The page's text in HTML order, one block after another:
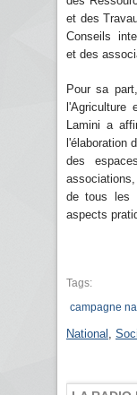
et des
Conseils
et des
Pour sa
l'Agriculture
Lamini a
l'élaboration
des
de tous les
aspects
Tags:
campagne
National